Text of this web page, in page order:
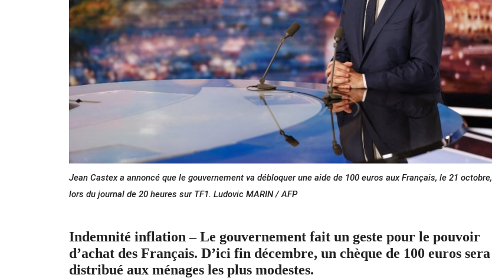
Jean Castex a annoncé que le gouvernement va débloquer une aide de 100 euros aux Français, le 21 octobre,
lors du journal de 20 heures sur TF1. Ludovic MARIN / AFP
Indemnité inflation – Le gouvernement fait un geste pour le pouvoir
d’achat des Français. D’ici fin décembre, un chèque de 100 euros sera
distribué aux ménages les plus modestes.